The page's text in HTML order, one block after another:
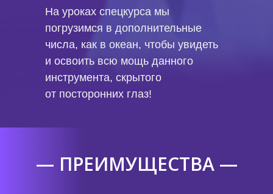
На уроках спецкурса мы
погрузимся в дополнительные
числа, как в океан, чтобы увидеть
и освоить всю мощь данного
инструмента, скрытого
от посторонних глаз!
— ПРЕИМУЩЕСТВА —